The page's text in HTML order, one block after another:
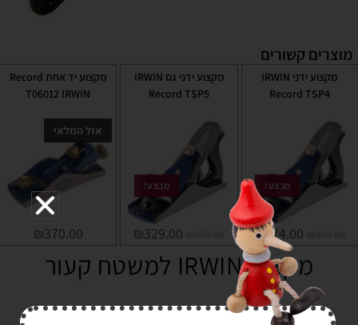
מוצרים קשורים
מקצוע ידני IRWIN
Record TSP4
מבצע!
₪274.00
מקצוע ידני גס IRWIN
Record TSP5
מבצע!
₪329.00
מקצוע יד אחת Record
T06012 IRWIN
אזל המלאי
₪370.00
מקצוע IRWIN למשטח קעור
₪170.00